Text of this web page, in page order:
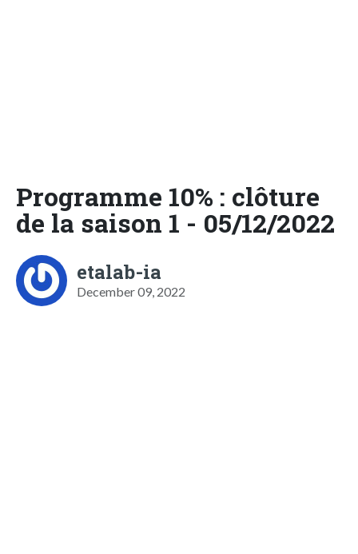
Programme 10% : clôture
de la saison 1 - 05/12/2022
etalab-ia
December 09, 2022